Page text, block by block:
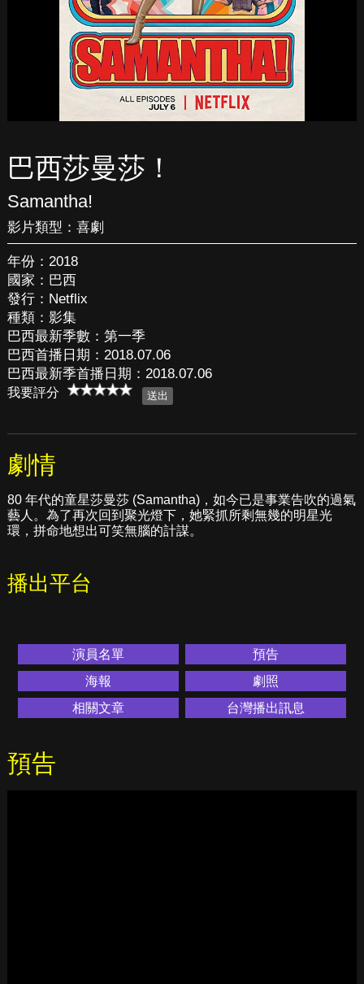
巴西莎曼莎！
Samantha!
影片類型： 喜劇
年份：2018
國家：巴西
發行：Netflix
種類：影集
巴西最新季數：第一季
巴西首播日期：2018.07.06
巴西最新季首播日期：2018.07.06
我要評分
劇情
80 年代的童星莎曼莎 (Samantha)，如今已是事業告吹的過氣
藝人。為了再次回到聚光燈下，她緊抓所剩無幾的明星光
環，拼命地想出可笑無腦的計謀。
播出平台
演員名單
預告
海報
劇照
相關文章
台灣播出訊息
預告